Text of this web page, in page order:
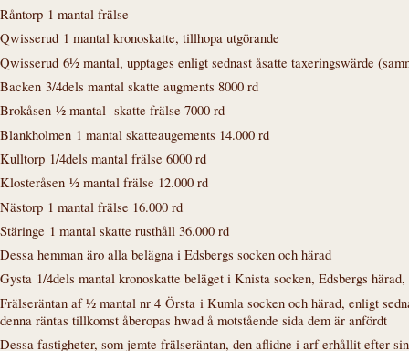
Råntorp 1 mantal frälse
Qwisserud 1 mantal kronoskatte, tillhopa utgörande
Qwisserud 6½ mantal, upptages enligt sednast åsatte taxeringswärde
Backen 3/4dels mantal skatte augments 8000 rd
Brokåsen ½ mantal skatte frälse 7000 rd
Blankholmen 1 mantal skatteaugements 14.000 rd
Kulltorp 1/4dels mantal frälse 6000 rd
Klosteråsen ½ mantal frälse 12.000 rd
Nästorp 1 mantal frälse 16.000 rd
Stäringe 1 mantal skatte rusthåll 36.000 rd
Dessa hemman äro alla belägna i Edsbergs socken och härad
Gysta 1/4dels mantal kronoskatte beläget i Knista socken, Edsbergs
Frälseräntan af ½ mantal nr 4 Örsta i Kumla socken och härad, enligt
denna räntas tillkomst åberopas hwad å motstående sida dem är anfördt
Dessa fastigheter, som jemte frälseräntan, den aflidne i arf erhållit efter